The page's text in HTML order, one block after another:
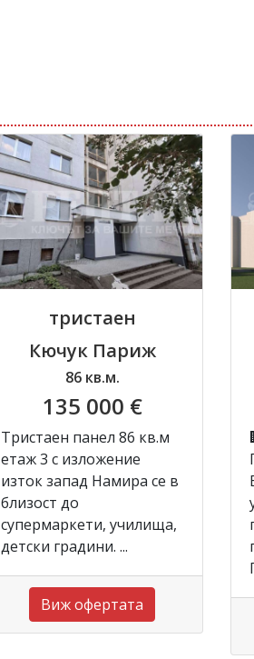
тристаен
Кючук Париж
86 кв.м.
135 000 €
Тристаен панел 86 кв.м
етаж 3 с изложение
изток запад Намира се в
близост до
супермаркети, училища,
детски градини. ...
Виж офертата